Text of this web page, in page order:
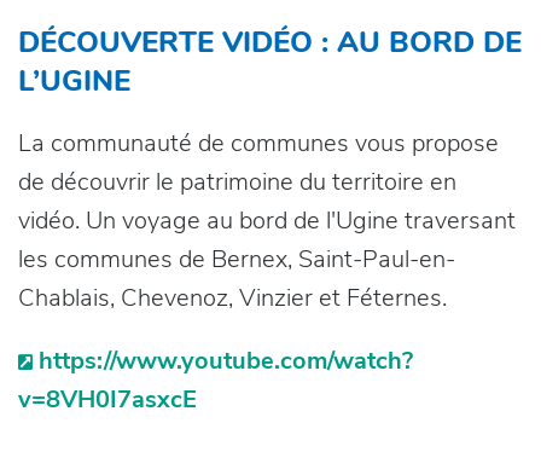
DÉCOUVERTE VIDÉO : AU BORD DE
L’UGINE
La communauté de communes vous propose
de découvrir le patrimoine du territoire en
vidéo. Un voyage au bord de l'Ugine traversant
les communes de Bernex, Saint-Paul-en-
Chablais, Chevenoz, Vinzier et Féternes.
https://www.youtube.com/watch?
v=8VH0I7asxcE